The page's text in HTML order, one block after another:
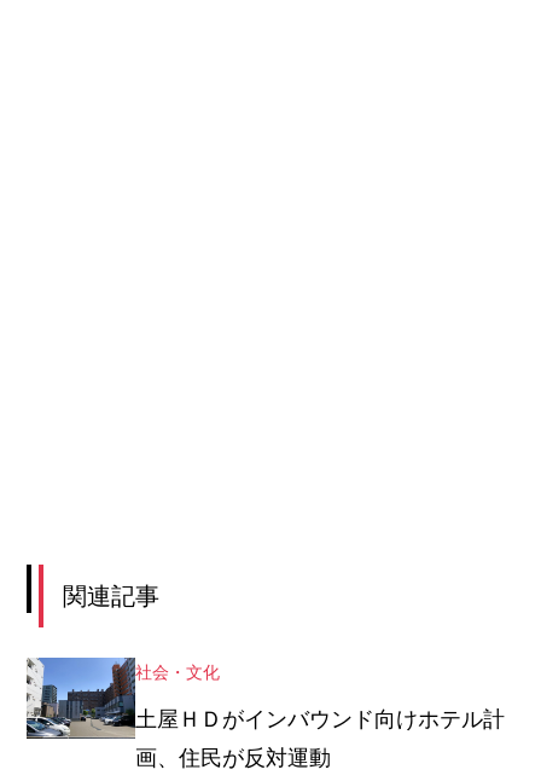
関連記事
社会・文化
土屋ＨＤがインバウンド向けホテル計
画、住民が反対運動